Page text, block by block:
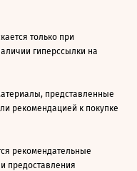
только при
гиперссылки на
представленные
рекомендацией к покупке
рекомендательные
предоставления